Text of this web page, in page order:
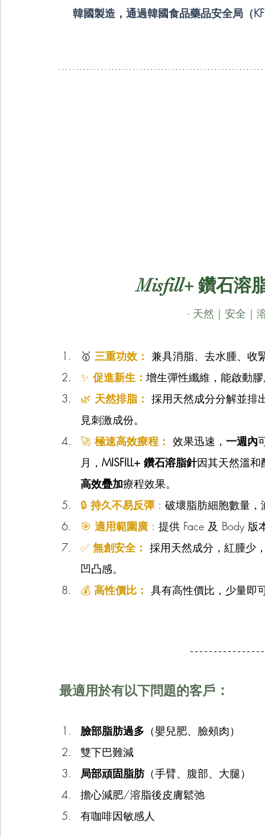
韓國製造，通過韓國食品藥品安全局（
Misfill+ 鑽石溶
- 天然｜安全｜
🥇 三重功效： 兼具消脂、去水腫、收
✨ 促進新生： 增生彈性纖維，能啟動
🌿 天然排脂： 採用天然成分分解並排
見刺激成份。
🚀 極速高效療程： 效果迅速， 一週內
月， MISFILL+ 鑽石溶脂針因其天然溫和
高效疊加療程效果。
🔒 持久不易反彈 ： 破壞脂肪細胞數量
🎯 適用範圍廣 ： 提供 Face 及 Body 版
✅ 無創安全： 採用天然成分，紅腫少
凹凸感。
💰 高性價比： 具有高性價比，少量即
最適用於有以下問題的客戶 ：
臉部脂肪過多 （嬰兒肥、臉頰肉）
雙下巴難減
局部頑固脂肪（手臂、腹部、大腿）
擔心減肥/溶脂後皮膚鬆弛
有咖啡因敏感人